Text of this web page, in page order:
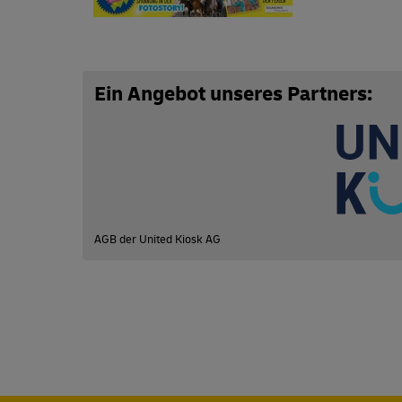
Abo zusammenstellen
Ein Angebot unseres Partners:
AGB der United Kiosk AG